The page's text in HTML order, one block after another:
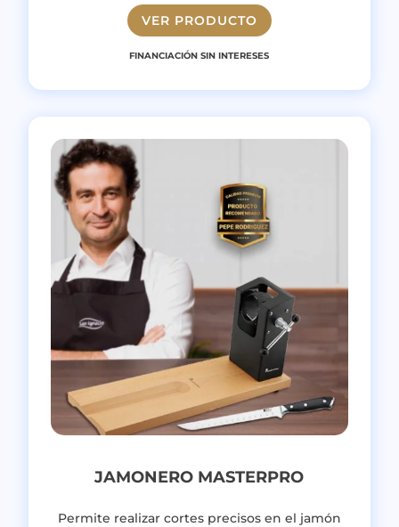
VER PRODUCTO
FINANCIACIÓN SIN INTERESES
JAMONERO MASTERPRO
Permite realizar cortes precisos en el jamón